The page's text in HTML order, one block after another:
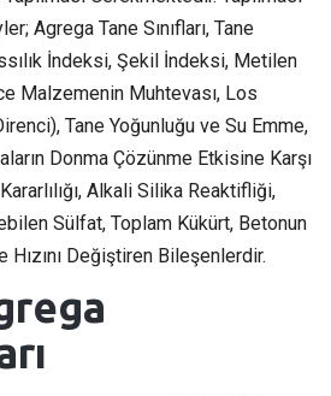
Agrega Tane Sınıfları, Tane
İndeksi, Şekil İndeksi, Metilen
Malzemenin Muhtevası, Los
Tane Yoğunluğu ve Su Emme,
Donma Çözünme Etkisine Karşı
Alkali Silika Reaktifliği,
Sülfat, Toplam Kükürt, Betonun
Değiştiren Bileşenlerdir.